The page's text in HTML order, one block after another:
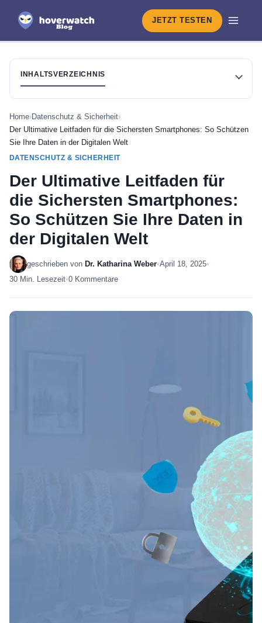
JETZT TESTEN
INHALTSVERZEICHNIS
Home›Datenschutz & Sicherheit›
Der Ultimative Leitfaden für die Sichersten Smartphones: So Schützen
Sie Ihre Daten in der Digitalen Welt
DATENSCHUTZ & SICHERHEIT
Der Ultimative Leitfaden für
die Sichersten Smartphones:
So Schützen Sie Ihre Daten in
der Digitalen Welt
geschrieben von Dr. Katharina Weber•April 18, 2025•
30 Min. Lesezeit•0 Kommentare